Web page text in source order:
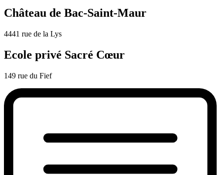
Château de Bac-Saint-Maur
4441 rue de la Lys
Ecole privé Sacré Cœur
149 rue du Fief